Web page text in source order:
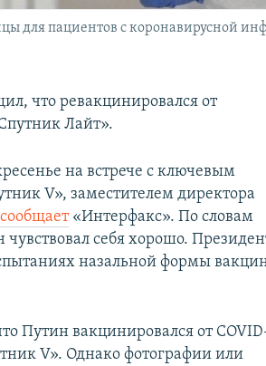
для пациентов с коронавирусной
что ревакцинировался от
Лайт».
на встрече с ключевым
V», заместителем директора
сообщает«Интерфакс». По словам
себя хорошо.
назальной формы
Путин вакцинировался от
V». Однако фотографии или